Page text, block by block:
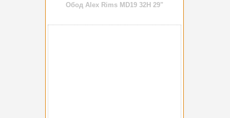
Обод Alex Rims MD19 32H 29"